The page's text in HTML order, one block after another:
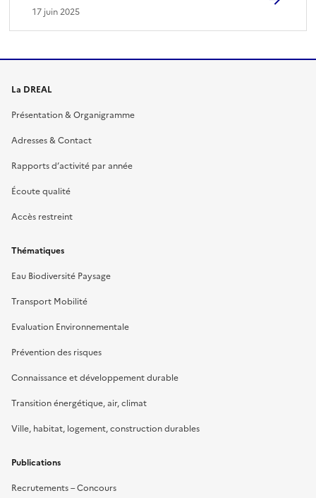
17 juin 2025
La DREAL
Présentation & Organigramme
Adresses & Contact
Rapports d’activité par année
Écoute qualité
Accès restreint
Thématiques
Eau Biodiversité Paysage
Transport Mobilité
Evaluation Environnementale
Prévention des risques
Connaissance et développement durable
Transition énergétique, air, climat
Ville, habitat, logement, construction durables
Publications
Recrutements – Concours